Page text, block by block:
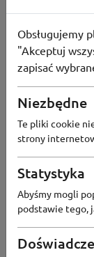
Popularne
RTV
Obsługujemy
"Akceptuj
zapisać
Niezbędne
Te pliki cookie
strony
Statystyka
Abyśmy mogli
podstawie tego,